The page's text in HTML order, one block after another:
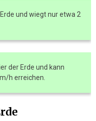
und wiegt nur etwa 2
der Erde und kann
h erreichen.